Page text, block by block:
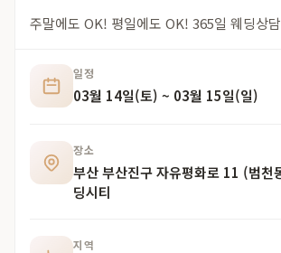
주말에도 OK! 평일에도 OK! 365일 웨딩상담
일정
03월 14일(토) ~ 03월 15일(일)
장소
부산 부산진구 자유평화로 11 (범
딩시티
지역